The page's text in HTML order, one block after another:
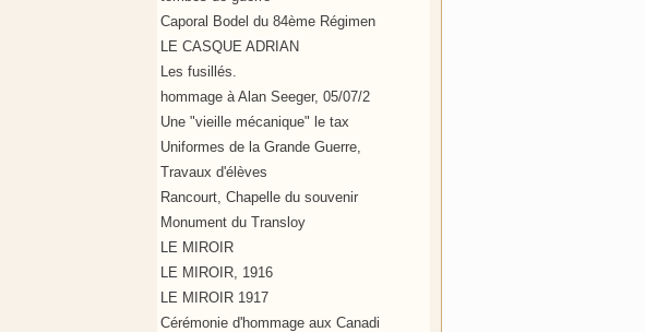
Caporal Bodel du 84ème Régimen
LE CASQUE ADRIAN
Les fusillés.
hommage à Alan Seeger, 05/07/2
Une "vieille mécanique" le tax
Uniformes de la Grande Guerre,
Travaux d'élèves
Rancourt, Chapelle du souvenir
Monument du Transloy
LE MIROIR
LE MIROIR, 1916
LE MIROIR 1917
Cérémonie d'hommage aux Canadi